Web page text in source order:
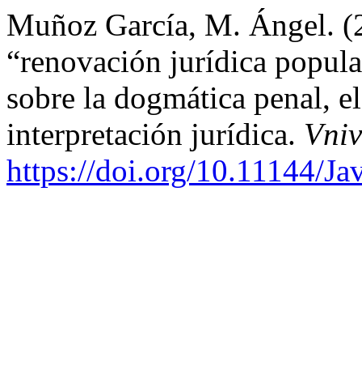
Muñoz García, M. Ángel.
“renovación jurídica
sobre la dogmática penal,
interpretación jurídica.
https://doi.org/10.11144/